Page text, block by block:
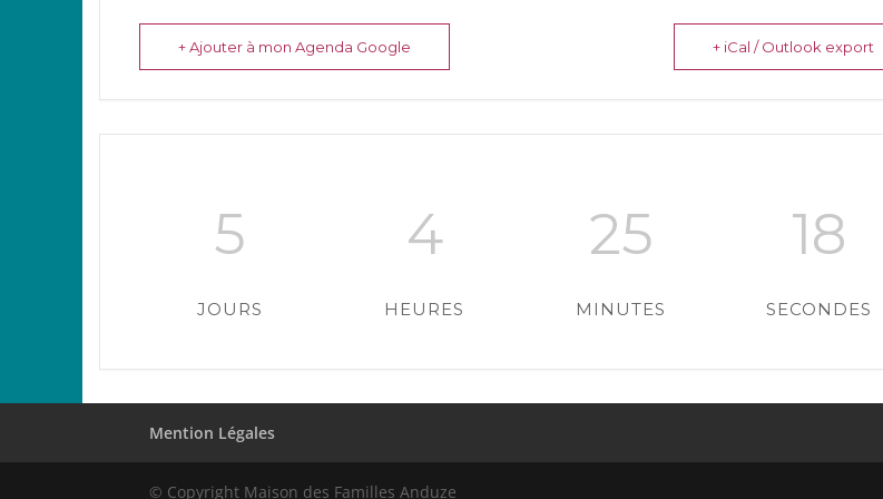
+ Ajouter à mon Agenda Google + iCal / Outlook export
5
JOURS
4
HEURES
25
MINUTES
18
SECONDES
Mention Légales
© Copyright Maison des Familles Anduze